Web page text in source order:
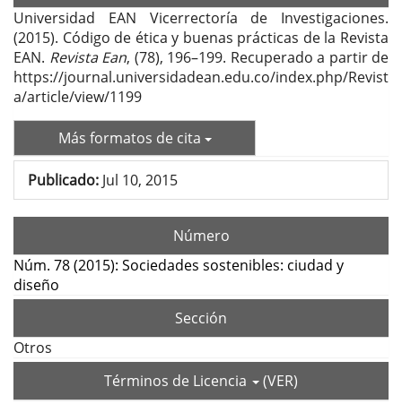
Universidad EAN Vicerrectoría de Investigaciones.
(2015). Código de ética y buenas prácticas de la Revista
EAN. Revista Ean, (78), 196–199. Recuperado a partir de
https://journal.universidadean.edu.co/index.php/Revist
a/article/view/1199
Más formatos de cita
Publicado: Jul 10, 2015
Número
Núm. 78 (2015): Sociedades sostenibles: ciudad y
diseño
Sección
Otros
Términos de Licencia
(VER)